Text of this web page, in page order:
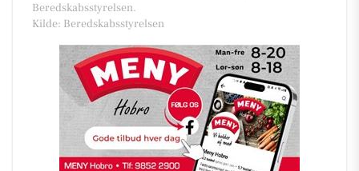
Beredskabsstyrelsen.
Kilde: Beredskabsstyrelsen